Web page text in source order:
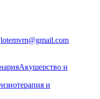
lotemvrn@gmail.com
Акушерство и
и